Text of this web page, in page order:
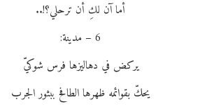
أما آن لكِ أن ترحلي؟!..
6 – مدينة:
يركض في دهاليزها فرس شوكيّ
يحكّ بقوائمه ظهرها الطافح ببثور الجرب